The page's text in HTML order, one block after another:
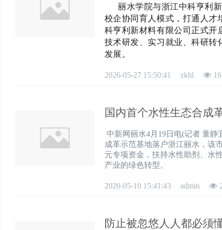
丽水学院与浙江中科亨利新
校企协同育人模式，打通人
科亨利新材料有限公司正式
技术研发、实习就业、科研
发展。
2026-05-27 15:50:41 zkhl
国内首个水性生态合成
中新网丽水4月19日电(记者 童
成革示范基地落户浙江丽水，该
元专项资金，扶持水性助剂、水
产业的绿色转型。
2020-05-10 15:41:43 admin
防止被忽悠人人都必须